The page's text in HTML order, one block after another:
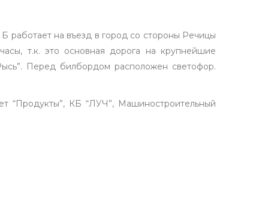
работает на въезд в город со стороны Речицы
т.к. это основная дорога на крупнейшие
Перед билбордом расположен светофор.
“Продукты”, КБ “ЛУЧ”, Машиностроительный